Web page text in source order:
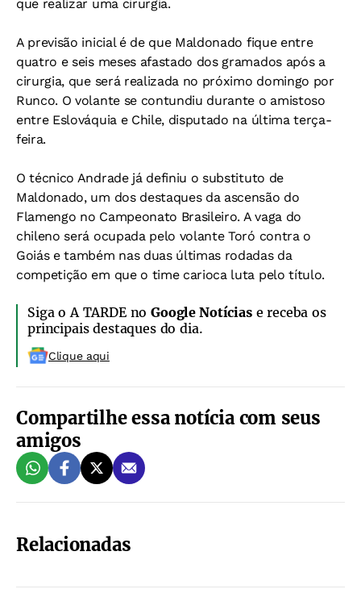
que realizar uma cirurgia.
A previsão inicial é de que Maldonado fique entre
quatro e seis meses afastado dos gramados após a
cirurgia, que será realizada no próximo domingo por
Runco. O volante se contundiu durante o amistoso
entre Eslováquia e Chile, disputado na última terça-
feira.
O técnico Andrade já definiu o substituto de
Maldonado, um dos destaques da ascensão do
Flamengo no Campeonato Brasileiro. A vaga do
chileno será ocupada pelo volante Toró contra o
Goiás e também nas duas últimas rodadas da
competição em que o time carioca luta pelo título.
Siga o A TARDE noGoogle Notíciase receba os
principais destaques do dia.
Clique aqui
Compartilhe essa notícia com seus
amigos
Relacionadas